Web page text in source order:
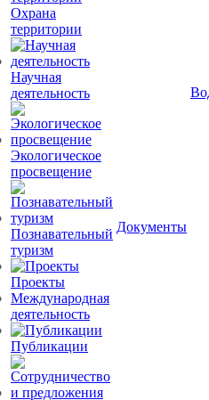
Охрана
территории
Научная
деятельность
Экологическое
просвещение
Познавательный
туризм
Проекты
Международная
деятельность
Публикации
Документы